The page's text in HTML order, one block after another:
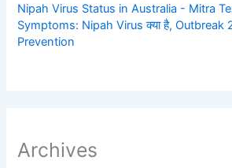
Nipah Virus Status in Australia - Mitra
Symptoms: Nipah Virus क्या है, Outbreak
Prevention
Archives